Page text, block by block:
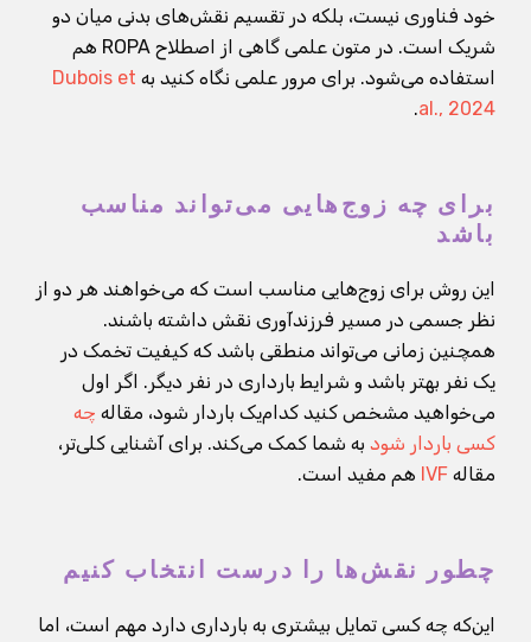
خود فناوری نیست، بلکه در تقسیم نقش‌های بدنی میان دو
شریک است. در متون علمی گاهی از اصطلاح ROPA هم
استفاده می‌شود. برای مرور علمی نگاه کنید به Dubois et
al., 2024
.
برای چه زوج‌هایی می‌تواند مناسب
باشد
این روش برای زوج‌هایی مناسب است که می‌خواهند هر دو از
نظر جسمی در مسیر فرزندآوری نقش داشته باشند.
همچنین زمانی می‌تواند منطقی باشد که کیفیت تخمک در
یک نفر بهتر باشد و شرایط بارداری در نفر دیگر. اگر اول
می‌خواهید مشخص کنید کدام‌یک باردار شود، مقاله چه
کسی باردار شود به شما کمک می‌کند. برای آشنایی کلی‌تر،
مقاله IVF هم مفید است.
چطور نقش‌ها را درست انتخاب کنیم
این‌که چه کسی تمایل بیشتری به بارداری دارد مهم است، اما